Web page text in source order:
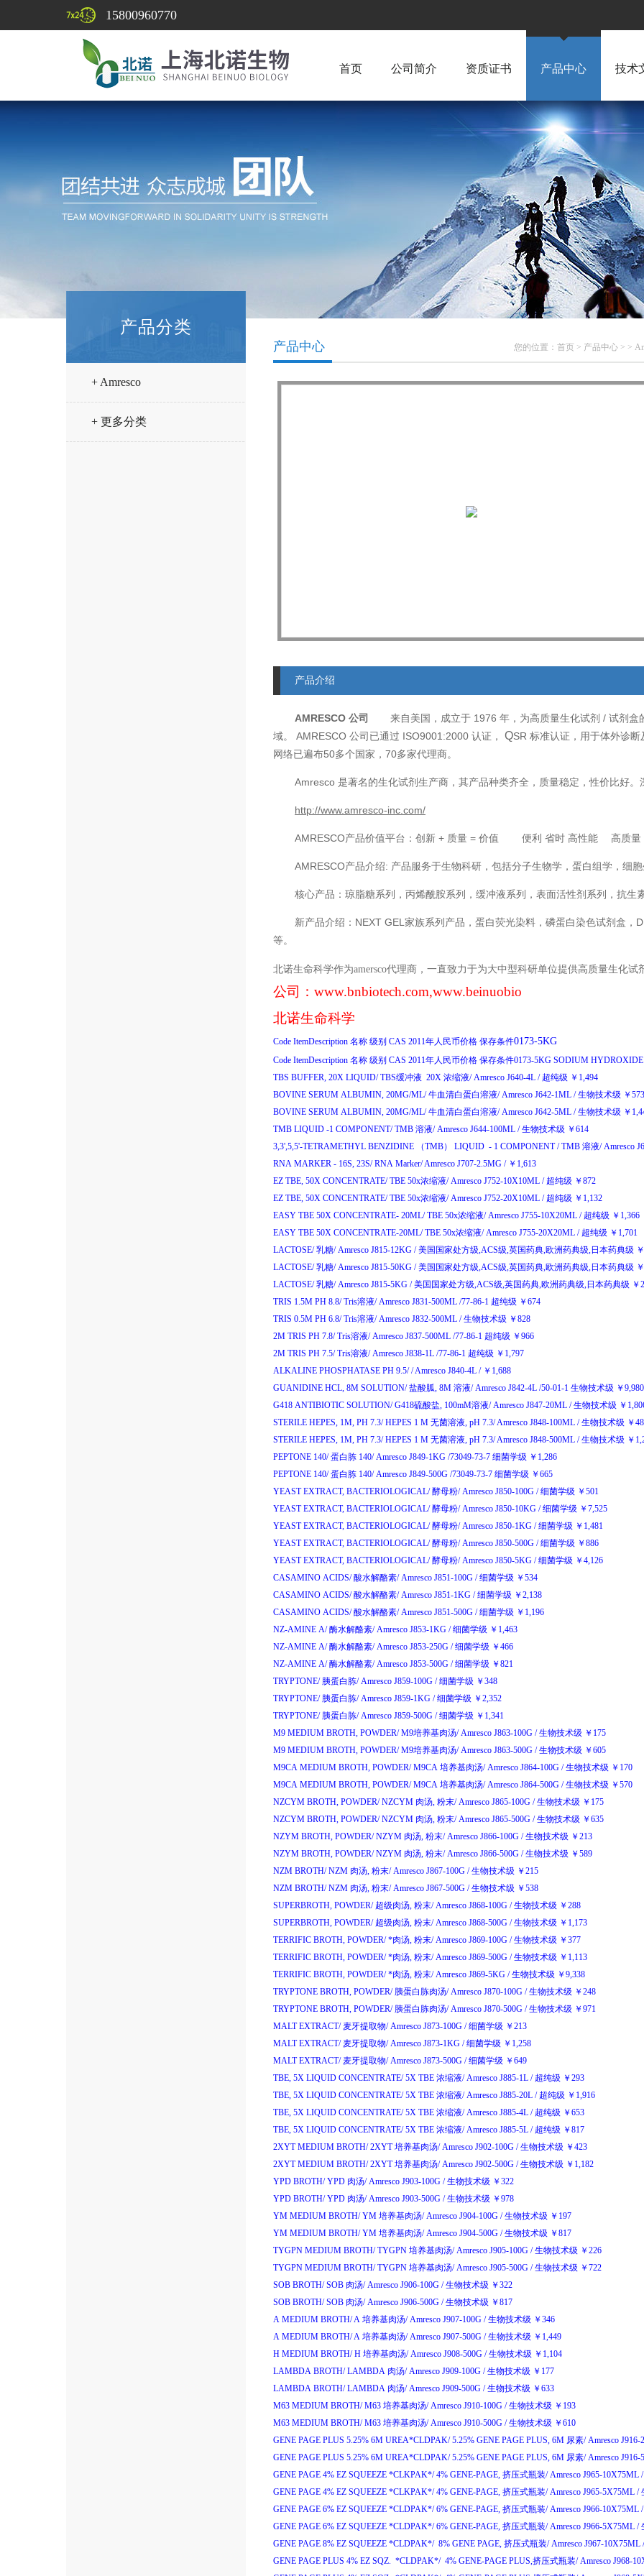
15800960770
首页 公司简介 资质证书 产品中心 技术
产品分类
+ Amresco
+ 更多分类
您的位置： 首页 > 产品中心 > >
产品中心
产品介绍
AMRESCO 公司 来自美国，成立于 1976 年，为高质量生化试剂 / 试剂盒
域。 AMRESCO 公司已通过 ISO9001:2000 认证， QSR 标准认证，用于体外诊断
网络已遍布50多个国家， 70多家代理商。
Amresco 是著名的生化试剂生产商，其产品种类齐全，质量稳定，性价比好。
http://www.amresco-inc.com/
AMRESCO产品价值平台：创新 + 质量 = 价值 便利 省时 高性能 高质量
AMRESCO产品介绍: 产品服务于生物科研，包括分子生物学，蛋白组学，细
核心产品：琼脂糖系列，丙烯酰胺系列，缓冲液系列，表面活性剂系列，抗生
新产品介绍： NEXT GEL 家族系列产品，蛋白荧光染料，磷蛋白染色试剂盒，
等。
北诺生命科学作为amersco代理商，一直致力于为大中型科研单位提供高质量生化试
公司： www.bnbiotech.com,www.beinuobio
北诺生命科学
Code ItemDescription 名称 级别 CAS 2011年人民币价格 保存条件0173-5KG
Code ItemDescription 名称 级别 CAS 2011年人民币价格 保存条件0173-5KG SODIUM HYDROXIDE
TBS BUFFER, 20X LIQUID/ TBS缓冲液 20X 浓缩液/ Amresco J640-4L / 超纯级 ￥ 1,494
BOVINE SERUM ALBUMIN, 20MG/ML/ 牛血清白蛋白溶液/ Amresco J642-1ML / 生物技术级 ￥ 573
BOVINE SERUM ALBUMIN, 20MG/ML/ 牛血清白蛋白溶液/ Amresco J642-5ML / 生物技术级 ￥
TMB LIQUID -1 COMPONENT/ TMB 溶液/ Amresco J644-100ML / 生物技术级 ￥ 614
3,3',5,5'-TETRAMETHYL BENZIDINE （TMB） LIQUID - 1 COMPONENT / TMB 溶液/ Amresco
RNA MARKER - 16S, 23S/ RNA Marker/Amresco J707-2.5MG / ￥ 1,613
EZ TBE, 50X CONCENTRATE/ TBE 50x浓缩液/ Amresco J752-10X10ML / 超纯级 ￥ 872
EZ TBE, 50X CONCENTRATE/ TBE 50x浓缩液/ Amresco J752-20X10ML / 超纯级 ￥ 1,132
EASY TBE 50X CONCENTRATE- 20ML/ TBE 50x浓缩液/ Amresco J755-10X20ML / 超纯级 ￥ 1,366
EASY TBE 50X CONCENTRATE-20ML/ TBE 50x浓缩液/ Amresco J755-20X20ML / 超纯级 ￥ 1,701
LACTOSE/ 乳糖/ Amresco J815-12KG / 美国国家处方级,ACS级,英国药典,欧洲药典级,日本药典级 ￥
LACTOSE/ 乳糖/ Amresco J815-50KG / 美国国家处方级,ACS级,英国药典,欧洲药典级,日本药典级 ￥
LACTOSE/ 乳糖/ Amresco J815-5KG / 美国国家处方级,ACS级,英国药典,欧洲药典级,日本药典级 ￥
TRIS 1.5M PH 8.8/ Tris溶液/ Amresco J831-500ML /77-86-1 超纯级 ￥ 674
TRIS 0.5M PH 6.8/ Tris溶液/ Amresco J832-500ML / 生物技术级 ￥ 828
2M TRIS PH 7.8/ Tris溶液/ Amresco J837-500ML /77-86-1 超纯级 ￥ 966
2M TRIS PH 7.5/ Tris溶液/ Amresco J838-1L /77-86-1 超纯级 ￥ 1,797
ALKALINE PHOSPHATASE PH 9.5/ /Amresco J840-4L / ￥ 1,688
GUANIDINE HCL, 8M SOLUTION/ 盐酸胍, 8M 溶液/ Amresco J842-4L /50-01-1 生物技术级 ￥ 9,980
G418 ANTIBIOTIC SOLUTION/ G418硫酸盐, 100mM溶液/ Amresco J847-20ML / 生物技术级 ￥
STERILE HEPES, 1M, PH 7.3/ HEPES 1 M 无菌溶液, pH 7.3/Amresco J848-100ML / 生物技术级 ￥
STERILE HEPES, 1M, PH 7.3/ HEPES 1 M 无菌溶液, pH 7.3/Amresco J848-500ML / 生物技术级 ￥
PEPTONE 140/ 蛋白胨 140/ Amresco J849-1KG /73049-73-7 细菌学级 ￥ 1,286
PEPTONE 140/ 蛋白胨 140/ Amresco J849-500G /73049-73-7 细菌学级 ￥ 665
YEAST EXTRACT, BACTERIOLOGICAL/ 酵母粉/ Amresco J850-100G / 细菌学级 ￥ 501
YEAST EXTRACT, BACTERIOLOGICAL/ 酵母粉/ Amresco J850-10KG / 细菌学级 ￥ 7,525
YEAST EXTRACT, BACTERIOLOGICAL/ 酵母粉/ Amresco J850-1KG / 细菌学级 ￥ 1,481
YEAST EXTRACT, BACTERIOLOGICAL/ 酵母粉/ Amresco J850-500G / 细菌学级 ￥ 886
YEAST EXTRACT, BACTERIOLOGICAL/ 酵母粉/ Amresco J850-5KG / 细菌学级 ￥ 4,126
CASAMINO ACIDS/ 酸水解酪素/ Amresco J851-100G / 细菌学级 ￥ 534
CASAMINO ACIDS/ 酸水解酪素/ Amresco J851-1KG / 细菌学级 ￥ 2,138
CASAMINO ACIDS/ 酸水解酪素/ Amresco J851-500G / 细菌学级 ￥ 1,196
NZ-AMINE A/ 酶水解酪素/ Amresco J853-1KG / 细菌学级 ￥ 1,463
NZ-AMINE A/ 酶水解酪素/ Amresco J853-250G / 细菌学级 ￥ 466
NZ-AMINE A/ 酶水解酪素/ Amresco J853-500G / 细菌学级 ￥ 821
TRYPTONE/ 胰蛋白胨/ Amresco J859-100G / 细菌学级 ￥ 348
TRYPTONE/ 胰蛋白胨/ Amresco J859-1KG / 细菌学级 ￥ 2,352
TRYPTONE/ 胰蛋白胨/ Amresco J859-500G / 细菌学级 ￥ 1,341
M9 MEDIUM BROTH, POWDER/ M9培养基肉汤/ Amresco J863-100G / 生物技术级 ￥ 175
M9 MEDIUM BROTH, POWDER/ M9培养基肉汤/ Amresco J863-500G / 生物技术级 ￥ 605
M9CA MEDIUM BROTH, POWDER/ M9CA 培养基肉汤/ Amresco J864-100G / 生物技术级 ￥ 170
M9CA MEDIUM BROTH, POWDER/ M9CA 培养基肉汤/ Amresco J864-500G / 生物技术级 ￥ 570
NZCYM BROTH, POWDER/ NZCYM 肉汤, 粉末/ Amresco J865-100G / 生物技术级 ￥ 175
NZCYM BROTH, POWDER/ NZCYM 肉汤, 粉末/ Amresco J865-500G / 生物技术级 ￥ 635
NZYM BROTH, POWDER/ NZYM 肉汤, 粉末/ Amresco J866-100G / 生物技术级 ￥ 213
NZYM BROTH, POWDER/ NZYM 肉汤, 粉末/ Amresco J866-500G / 生物技术级 ￥ 589
NZM BROTH/ NZM 肉汤, 粉末/ Amresco J867-100G / 生物技术级 ￥ 215
NZM BROTH/ NZM 肉汤, 粉末/ Amresco J867-500G / 生物技术级 ￥ 538
SUPERBROTH, POWDER/ 超级肉汤, 粉末/ Amresco J868-100G / 生物技术级 ￥ 288
SUPERBROTH, POWDER/ 超级肉汤, 粉末/ Amresco J868-500G / 生物技术级 ￥ 1,173
TERRIFIC BROTH, POWDER/ *肉汤, 粉末/ Amresco J869-100G / 生物技术级 ￥ 377
TERRIFIC BROTH, POWDER/ *肉汤, 粉末/ Amresco J869-500G / 生物技术级 ￥ 1,113
TERRIFIC BROTH, POWDER/ *肉汤, 粉末/ Amresco J869-5KG / 生物技术级 ￥ 9,338
TRYPTONE BROTH, POWDER/ 胰蛋白胨肉汤/ Amresco J870-100G / 生物技术级 ￥ 248
TRYPTONE BROTH, POWDER/ 胰蛋白胨肉汤/ Amresco J870-500G / 生物技术级 ￥ 971
MALT EXTRACT/ 麦牙提取物/ Amresco J873-100G / 细菌学级 ￥ 213
MALT EXTRACT/ 麦牙提取物/ Amresco J873-1KG / 细菌学级 ￥ 1,258
MALT EXTRACT/ 麦牙提取物/ Amresco J873-500G / 细菌学级 ￥ 649
TBE, 5X LIQUID CONCENTRATE/ 5X TBE 浓缩液/ Amresco J885-1L / 超纯级 ￥ 293
TBE, 5X LIQUID CONCENTRATE/ 5X TBE 浓缩液/ Amresco J885-20L / 超纯级 ￥ 1,916
TBE, 5X LIQUID CONCENTRATE/ 5X TBE 浓缩液/ Amresco J885-4L / 超纯级 ￥ 653
TBE, 5X LIQUID CONCENTRATE/ 5X TBE 浓缩液/ Amresco J885-5L / 超纯级 ￥ 817
2XYT MEDIUM BROTH/ 2XYT培养基肉汤/ Amresco J902-100G / 生物技术级 ￥ 423
2XYT MEDIUM BROTH/ 2XYT培养基肉汤/ Amresco J902-500G / 生物技术级 ￥ 1,182
YPD BROTH/ YPD 肉汤/ Amresco J903-100G / 生物技术级 ￥ 322
YPD BROTH/ YPD 肉汤/ Amresco J903-500G / 生物技术级 ￥ 978
YM MEDIUM BROTH/ YM 培养基肉汤/ Amresco J904-100G / 生物技术级 ￥ 197
YM MEDIUM BROTH/ YM 培养基肉汤/ Amresco J904-500G / 生物技术级 ￥ 817
TYGPN MEDIUM BROTH/ TYGPN 培养基肉汤/ Amresco J905-100G / 生物技术级 ￥ 226
TYGPN MEDIUM BROTH/ TYGPN 培养基肉汤/ Amresco J905-500G / 生物技术级 ￥ 722
SOB BROTH/ SOB 肉汤/ Amresco J906-100G / 生物技术级 ￥ 322
SOB BROTH/ SOB 肉汤/ Amresco J906-500G / 生物技术级 ￥ 817
A MEDIUM BROTH/A 培养基肉汤/ Amresco J907-100G / 生物技术级 ￥ 346
A MEDIUM BROTH/A 培养基肉汤/ Amresco J907-500G / 生物技术级 ￥ 1,449
H MEDIUM BROTH/ H 培养基肉汤/ Amresco J908-500G / 生物技术级 ￥ 1,104
LAMBDA BROTH/ LAMBDA 肉汤/ Amresco J909-100G / 生物技术级 ￥ 177
LAMBDA BROTH/ LAMBDA 肉汤/ Amresco J909-500G / 生物技术级 ￥ 633
M63 MEDIUM BROTH/ M63 培养基肉汤/ Amresco J910-100G / 生物技术级 ￥ 193
M63 MEDIUM BROTH/ M63 培养基肉汤/ Amresco J910-500G / 生物技术级 ￥ 610
GENE PAGE PLUS 5.25% 6M UREA*CLDPAK/ 5.25% GENE PAGE PLUS, 6M 尿素/ Amresco
GENE PAGE PLUS 5.25% 6M UREA*CLDPAK/ 5.25% GENE PAGE PLUS, 6M 尿素/ Amresco
GENE PAGE 4% EZ SQUEEZE *CLKPAK*/ 4% GENE-PAGE, 挤压式瓶装/ Amresco J965-10X75ML /
GENE PAGE 4% EZ SQUEEZE *CLKPAK*/ 4% GENE-PAGE, 挤压式瓶装/ Amresco J965-5X75ML /
GENE PAGE 6% EZ SQUEEZE *CLDPAK*/ 6% GENE-PAGE, 挤压式瓶装/ Amresco J966-10X75ML /
GENE PAGE 6% EZ SQUEEZE *CLDPAK*/ 6% GENE-PAGE, 挤压式瓶装/ Amresco J966-5X75ML /
GENE PAGE 8% EZ SQUEEZE *CLDPAK*/ 8% GENE PAGE, 挤压式瓶装/ Amresco J967-10X75ML /
GENE PAGE PLUS 4% EZ SQZ. *CLDPAK*/ 4% GENE-PAGE PLUS,挤压式瓶装/ Amresco J968-